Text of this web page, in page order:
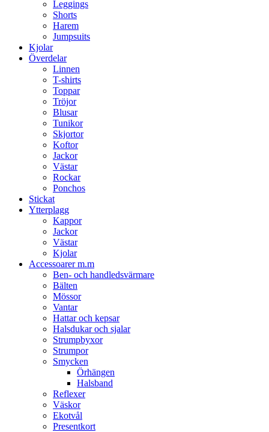
Leggings
Shorts
Harem
Jumpsuits
Kjolar
Överdelar
Linnen
T-shirts
Toppar
Tröjor
Blusar
Tunikor
Skjortor
Koftor
Jackor
Västar
Rockar
Ponchos
Stickat
Ytterplagg
Kappor
Jackor
Västar
Kjolar
Accessoarer m.m
Ben- och handledsvärmare
Bälten
Mössor
Vantar
Hattar och kepsar
Halsdukar och sjalar
Strumpbyxor
Strumpor
Smycken
Örhängen
Halsband
Reflexer
Väskor
Ekotvål
Presentkort